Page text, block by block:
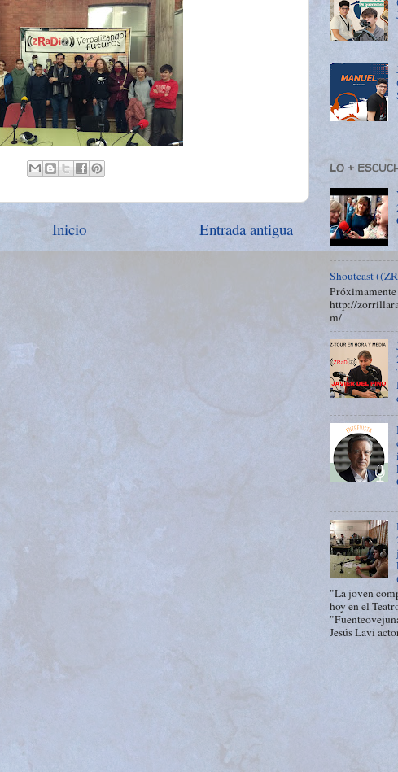
Entrada antigua
Inicio
LO +
Shoutcast
http://
m/
"La joven
hoy en el
Jesús Lavi